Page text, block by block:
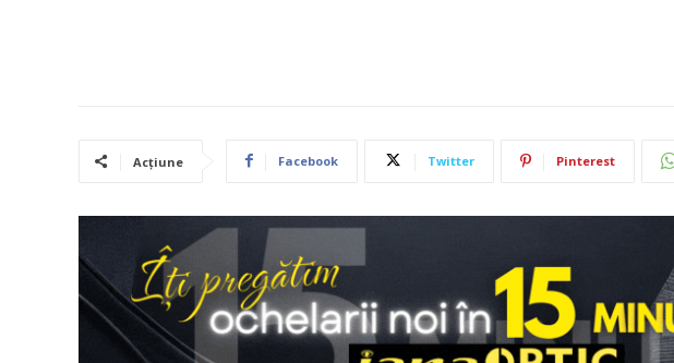
Acțiune Facebook Twitter Pinterest